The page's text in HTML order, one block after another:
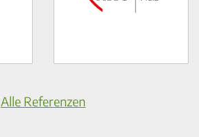
Alle Referenzen